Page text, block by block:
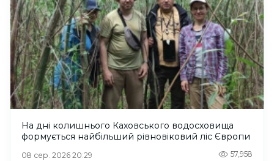
На дні колишнього Каховського водосховища
формується найбільший рівновіковий ліс Європи
08 сер. 2026 20:29 57,958